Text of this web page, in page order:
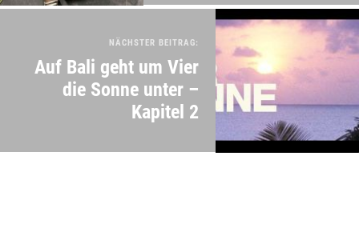
NÄCHSTER BEITRAG:
Auf Bali geht um Vier
die Sonne unter –
Kapitel 2